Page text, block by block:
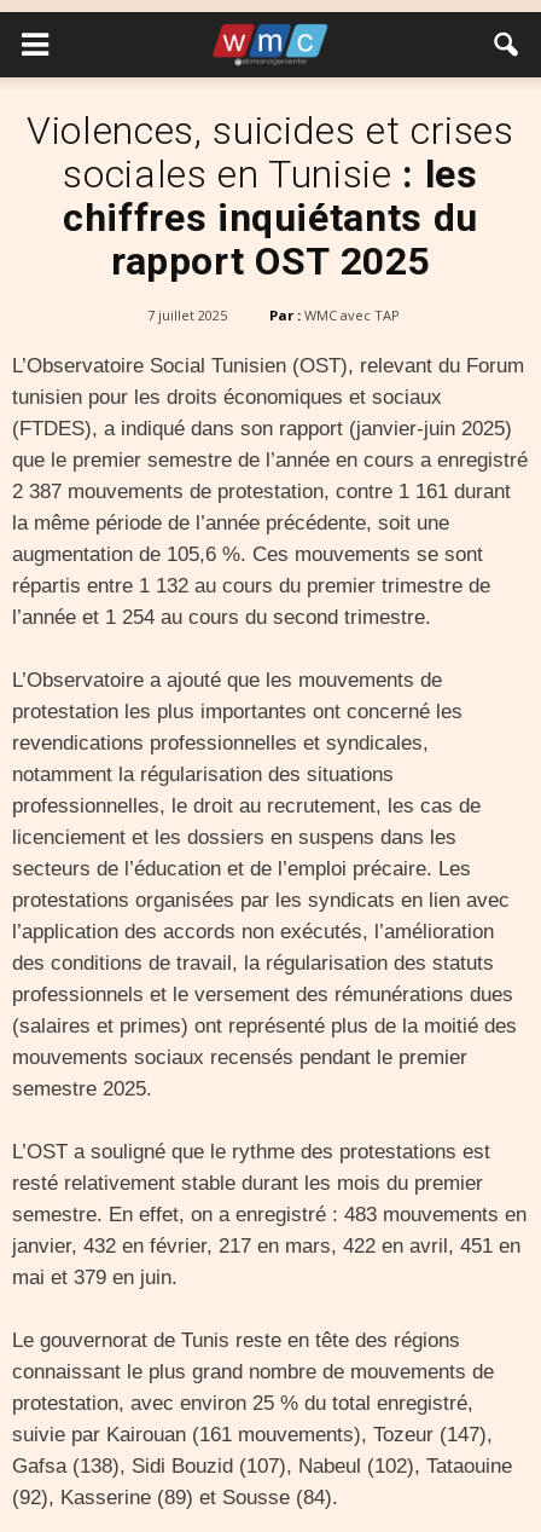
Violences, suicides et crises
sociales en Tunisie : les
chiffres inquiétants du
rapport OST 2025
7 juillet 2025 Par : WMC avec TAP
L’Observatoire Social Tunisien (OST), relevant du Forum
tunisien pour les droits économiques et sociaux
(FTDES), a indiqué dans son rapport (janvier-juin 2025)
que le premier semestre de l’année en cours a enregistré
2 387 mouvements de protestation, contre 1 161 durant
la même période de l’année précédente, soit une
augmentation de 105,6 %. Ces mouvements se sont
répartis entre 1 132 au cours du premier trimestre de
l’année et 1 254 au cours du second trimestre.
L’Observatoire a ajouté que les mouvements de
protestation les plus importantes ont concerné les
revendications professionnelles et syndicales,
notamment la régularisation des situations
professionnelles, le droit au recrutement, les cas de
licenciement et les dossiers en suspens dans les
secteurs de l’éducation et de l’emploi précaire. Les
protestations organisées par les syndicats en lien avec
l’application des accords non exécutés, l’amélioration
des conditions de travail, la régularisation des statuts
professionnels et le versement des rémunérations dues
(salaires et primes) ont représenté plus de la moitié des
mouvements sociaux recensés pendant le premier
semestre 2025.
L’OST a souligné que le rythme des protestations est
resté relativement stable durant les mois du premier
semestre. En effet, on a enregistré : 483 mouvements en
janvier, 432 en février, 217 en mars, 422 en avril, 451 en
mai et 379 en juin.
Le gouvernorat de Tunis reste en tête des régions
connaissant le plus grand nombre de mouvements de
protestation, avec environ 25 % du total enregistré,
suivie par Kairouan (161 mouvements), Tozeur (147),
Gafsa (138), Sidi Bouzid (107), Nabeul (102), Tataouine
(92), Kasserine (89) et Sousse (84).